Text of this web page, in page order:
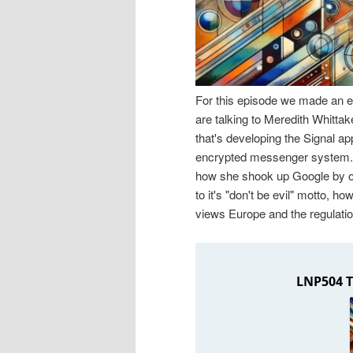
n
I
n
h
a
l
r
e
n
I
n
h
For this episode we made an
are talking to Meredith
that's developing the Signal
encrypted messenger
how she shook up Google by
to it's "don't be evil" motto,
views Europe and the